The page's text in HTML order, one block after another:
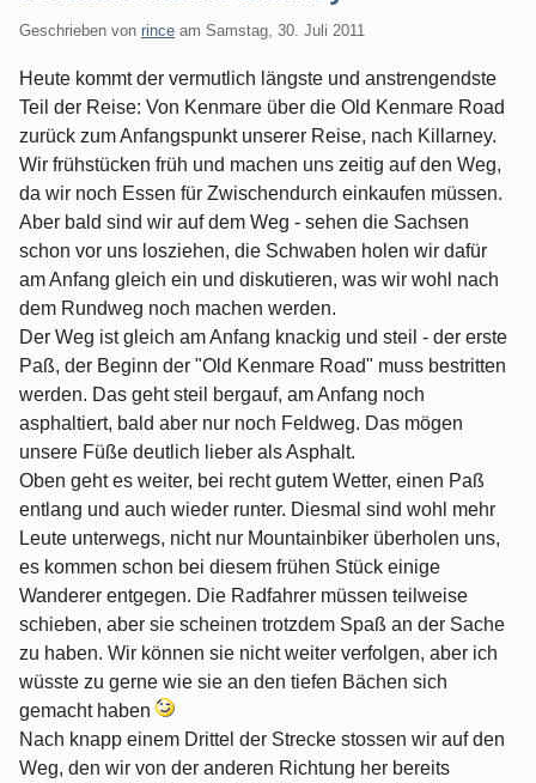
Geschrieben von rince am Samstag, 30. Juli 2011
Heute kommt der vermutlich längste und anstrengendste
Teil der Reise: Von Kenmare über die Old Kenmare Road
zurück zum Anfangspunkt unserer Reise, nach Killarney.
Wir frühstücken früh und machen uns zeitig auf den Weg,
da wir noch Essen für Zwischendurch einkaufen müssen.
Aber bald sind wir auf dem Weg - sehen die Sachsen
schon vor uns losziehen, die Schwaben holen wir dafür
am Anfang gleich ein und diskutieren, was wir wohl nach
dem Rundweg noch machen werden.
Der Weg ist gleich am Anfang knackig und steil - der erste
Paß, der Beginn der "Old Kenmare Road" muss bestritten
werden. Das geht steil bergauf, am Anfang noch
asphaltiert, bald aber nur noch Feldweg. Das mögen
unsere Füße deutlich lieber als Asphalt.
Oben geht es weiter, bei recht gutem Wetter, einen Paß
entlang und auch wieder runter. Diesmal sind wohl mehr
Leute unterwegs, nicht nur Mountainbiker überholen uns,
es kommen schon bei diesem frühen Stück einige
Wanderer entgegen. Die Radfahrer müssen teilweise
schieben, aber sie scheinen trotzdem Spaß an der Sache
zu haben. Wir können sie nicht weiter verfolgen, aber ich
wüsste zu gerne wie sie an den tiefen Bächen sich
gemacht haben
Nach knapp einem Drittel der Strecke stossen wir auf den
Weg, den wir von der anderen Richtung her bereits